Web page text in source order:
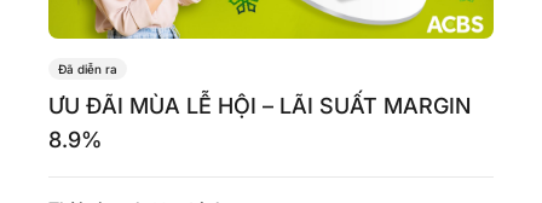
Đã diễn ra
ƯU ĐÃI MÙA LỄ HỘI – LÃI SUẤT MARGIN
8.9%